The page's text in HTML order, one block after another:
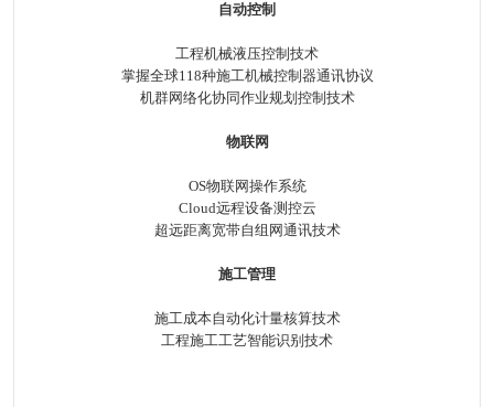
自动控制
工程机械液压控制技术
掌握全球118种施工机械控制器通讯协议
机群网络化协同作业规划控制技术
物联网
OS物联网操作系统
Cloud远程设备测控云
超远距离宽带自组网通讯技术
施工管理
施工成本自动化计量核算技术
工程施工工艺智能识别技术